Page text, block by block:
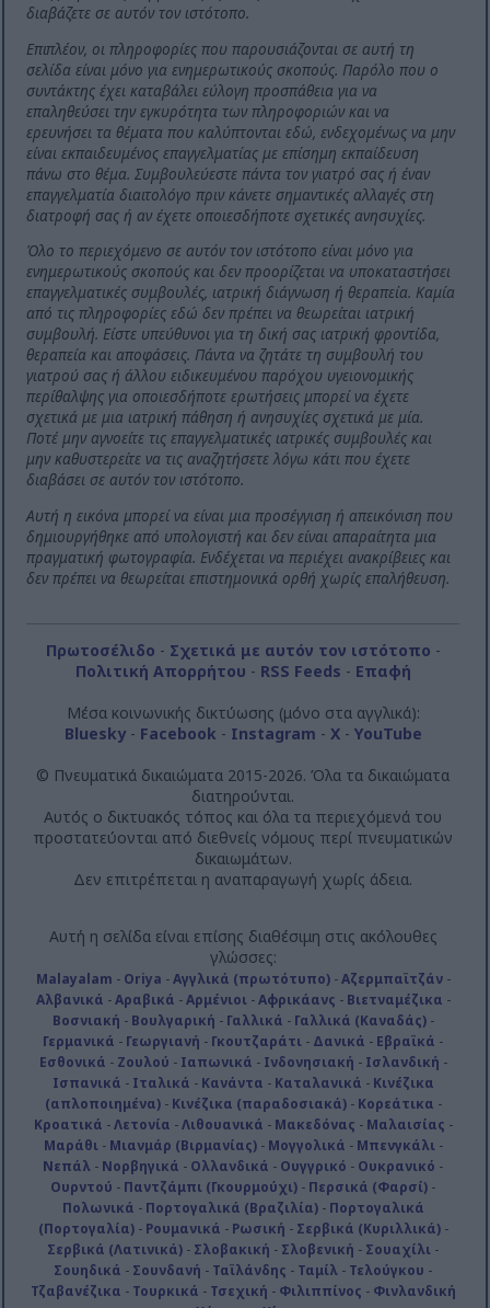
διαβάζετε σε αυτόν τον ιστότοπο.
Επιπλέον, οι πληροφορίες που παρουσιάζονται σε αυτή τη
σελίδα είναι μόνο για ενημερωτικούς σκοπούς. Παρόλο που ο
συντάκτης έχει καταβάλει εύλογη προσπάθεια για να
επαληθεύσει την εγκυρότητα των πληροφοριών και να
ερευνήσει τα θέματα που καλύπτονται εδώ, ενδεχομένως να μην
είναι εκπαιδευμένος επαγγελματίας με επίσημη εκπαίδευση
πάνω στο θέμα. Συμβουλεύεστε πάντα τον γιατρό σας ή έναν
επαγγελματία διαιτολόγο πριν κάνετε σημαντικές αλλαγές στη
διατροφή σας ή αν έχετε οποιεσδήποτε σχετικές ανησυχίες.
Όλο το περιεχόμενο σε αυτόν τον ιστότοπο είναι μόνο για
ενημερωτικούς σκοπούς και δεν προορίζεται να υποκαταστήσει
επαγγελματικές συμβουλές, ιατρική διάγνωση ή θεραπεία. Καμία
από τις πληροφορίες εδώ δεν πρέπει να θεωρείται ιατρική
συμβουλή. Είστε υπεύθυνοι για τη δική σας ιατρική φροντίδα,
θεραπεία και αποφάσεις. Πάντα να ζητάτε τη συμβουλή του
γιατρού σας ή άλλου ειδικευμένου παρόχου υγειονομικής
περίθαλψης για οποιεσδήποτε ερωτήσεις μπορεί να έχετε
σχετικά με μια ιατρική πάθηση ή ανησυχίες σχετικά με μία.
Ποτέ μην αγνοείτε τις επαγγελματικές ιατρικές συμβουλές και
μην καθυστερείτε να τις αναζητήσετε λόγω κάτι που έχετε
διαβάσει σε αυτόν τον ιστότοπο.
Αυτή η εικόνα μπορεί να είναι μια προσέγγιση ή απεικόνιση που
δημιουργήθηκε από υπολογιστή και δεν είναι απαραίτητα μια
πραγματική φωτογραφία. Ενδέχεται να περιέχει ανακρίβειες και
δεν πρέπει να θεωρείται επιστημονικά ορθή χωρίς επαλήθευση.
Πρωτοσέλιδο - Σχετικά με αυτόν τον ιστότοπο -
Πολιτική Απορρήτου - RSS Feeds - Επαφή
Μέσα κοινωνικής δικτύωσης (μόνο στα αγγλικά):
Bluesky- Facebook - Instagram - X- YouTube
© Πνευματικά δικαιώματα 2015-2026. Όλα τα δικαιώματα
διατηρούνται.
Αυτός ο δικτυακός τόπος και όλα τα περιεχόμενά του
προστατεύονται από διεθνείς νόμους περί πνευματικών
δικαιωμάτων.
Δεν επιτρέπεται η αναπαραγωγή χωρίς άδεια.
Αυτή η σελίδα είναι επίσης διαθέσιμη στις ακόλουθες
γλώσσες:
Malayalam - Oriya -Αγγλικά (πρωτότυπο)-Αζερμπαϊτζάν-
Αλβανικά -Αραβικά -Αρμένιοι-Αφρικάανς - Βιετναμέζικα -
Βοσνιακή - Βουλγαρική - Γαλλικά - Γαλλικά (Καναδάς)-
Γερμανικά - Γεωργιανή - Γκουτζαράτι - Δανικά - Εβραϊκά -
Εσθονικά - Ζουλού - Ιαπωνικά - Ινδονησιακή - Ισλανδική -
Ισπανικά - Ιταλικά - Κανάντα - Καταλανικά - Κινέζικα
(απλοποιημένα)- Κινέζικα (παραδοσιακά)- Κορεάτικα -
Κροατικά -Λετονία -Λιθουανικά - Μακεδόνας - Μαλαισίας -
Μαράθι- Μιανμάρ (Βιρμανίας)- Μογγολικά - Μπενγκάλι-
Νεπάλ - Νορβηγικά - Ολλανδικά - Ουγγρικό - Ουκρανικό -
Ουρντού - Παντζάμπι (Γκουρμούχι) - Περσικά (Φαρσί) -
Πολωνικά - Πορτογαλικά (Βραζιλία)- Πορτογαλικά
(Πορτογαλία)- Ρουμανικά - Ρωσική - Σερβικά (Κυριλλικά)-
Σερβικά (Λατινικά) - Σλοβακική - Σλοβενική - Σουαχίλι -
Σουηδικά - Σουνδανή - Ταϊλάνδης - Ταμίλ - Τελούγκου -
Τζαβανέζικα - Τουρκικά - Τσεχική - Φιλιππίνος - Φινλανδική